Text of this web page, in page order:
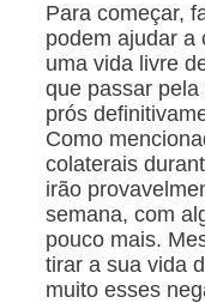
Para começar,
podem ajudar a
uma vida livre
que passar
prós
Como
colaterais
irão
semana, com
pouco mais.
tirar a sua vida
muito esses